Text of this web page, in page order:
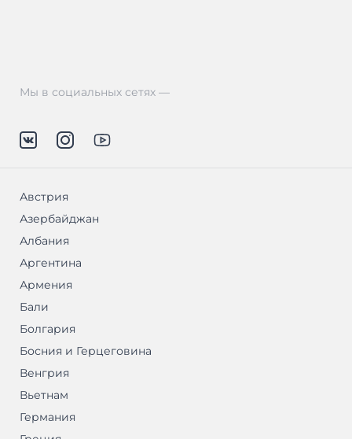
Мы в социальных сетях —
Австрия
Азербайджан
Албания
Аргентина
Армения
Бали
Болгария
Босния и Герцеговина
Венгрия
Вьетнам
Германия